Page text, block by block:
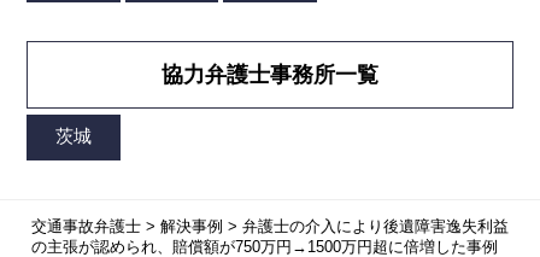
協力弁護士事務所一覧
交通事故弁護士> 解決事例 > 弁護士の介入により後遺障害逸失利益
の主張が認められ、賠償額が750万円→1500万円超に倍増した事例